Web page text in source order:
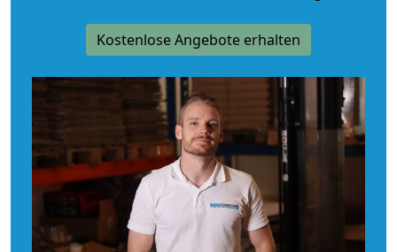
Kostenlose Angebote erhalten